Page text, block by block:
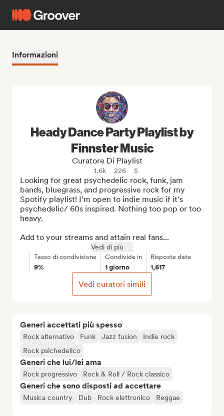
Informazioni
Generi accettati più spesso
Rock alternativo Funk Jazz fusion
Indie rock
Rock psichedelico
Generi che lui/lei ama
Rock progressivo Rock & Roll / Rock classico
Generi che sono disposti ad accettare
Musica country Dub Rock elettronico Reggae
Heady Dance Party Playlist by
Finnster Music
Curatore Di Playlist
1.6k 226 5
Looking for great psychedelic rock, funk, jam
bands, bluegrass, and progressive rock for my
Spotify playlist! I’m open to indie music if it’s
psychedelic/ 60s inspired. Nothing too pop or too
heavy.
Add to your streams and attain real fans...
Vedi di più
Tasso di condivisione
9%
Condivide in
1 giorno
Risposte date
1,617
Vedi curatori simili